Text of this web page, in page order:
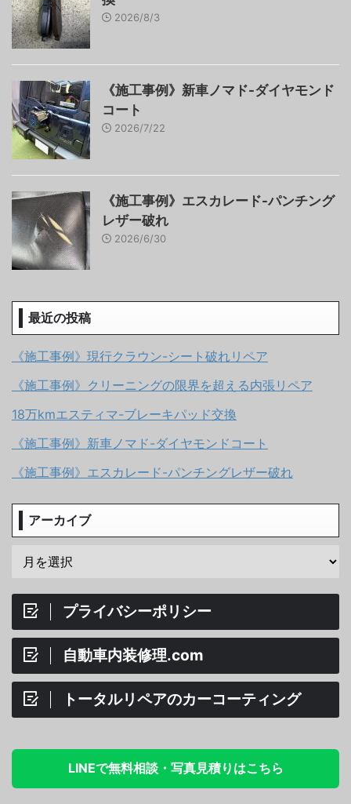
2026/8/3
《施工事例》新車ノマド-ダイヤモンド
コート
2026/7/22
《施工事例》エスカレード-パンチング
レザー破れ
2026/6/30
最近の投稿
《施工事例》現行クラウン-シート破れリペア
《施工事例》クリーニングの限界を超える内張リペア
18万kmエスティマ-ブレーキパッド交換
《施工事例》新車ノマド-ダイヤモンドコート
《施工事例》エスカレード-パンチングレザー破れ
アーカイブ
プライバシーポリシー
自動車内装修理.com
トータルリペアのカーコーティング
LINEで無料相談・写真見積りはこちら